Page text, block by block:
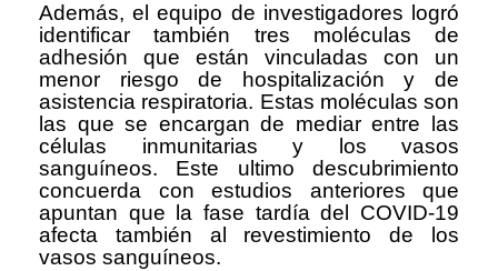
Además, el equipo de investigadores logró
identificar también tres moléculas de
adhesión que están vinculadas con un
menor riesgo de hospitalización y de
asistencia respiratoria. Estas moléculas son
las que se encargan de mediar entre las
células inmunitarias y los vasos
sanguíneos. Este ultimo descubrimiento
concuerda con estudios anteriores que
apuntan que la fase tardía del COVID-19
afecta también al revestimiento de los
vasos sanguíneos.